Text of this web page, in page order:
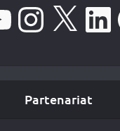
Instagram LinkedIn
Partenariat